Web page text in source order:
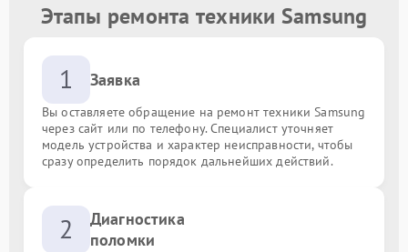
Этапы ремонта техники Samsung
1 Заявка
Вы оставляете обращение на ремонт техники Samsung
через сайт или по телефону. Специалист уточняет
модель устройства и характер неисправности, чтобы
сразу определить порядок дальнейших действий.
2
Диагностика
поломки